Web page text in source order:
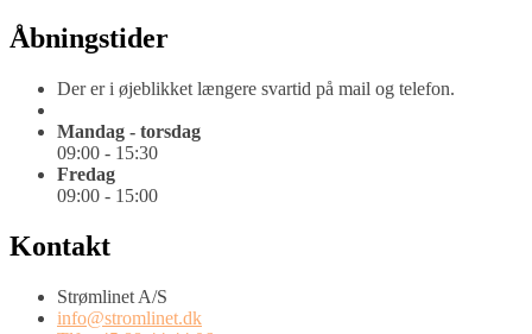
Åbningstider
Der er i øjeblikket længere svartid på mail og telefon.
Mandag - torsdag
09:00 - 15:30
Fredag
09:00 - 15:00
Kontakt
Strømlinet A/S
info@stromlinet.dk